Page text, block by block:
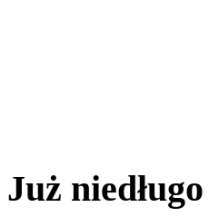
Już niedługo